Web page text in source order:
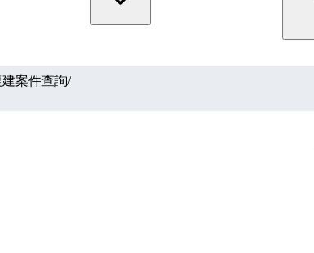
案件查詢/